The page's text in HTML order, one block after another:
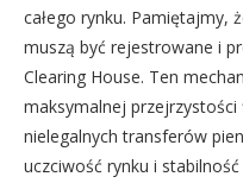
całego rynku. Pamiętajmy,
muszą być rejestrowane i
Clearing House. Ten
maksymalnej
nielegalnych transferów
uczciwość rynku i